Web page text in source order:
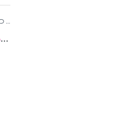
…
L'art est un jeu d'enfant #8: Petits poissons d'avril peints avec du drawing gum!